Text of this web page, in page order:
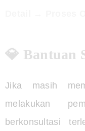
💎 Bantuan
Jika masih
melakukan
berkonsultasi